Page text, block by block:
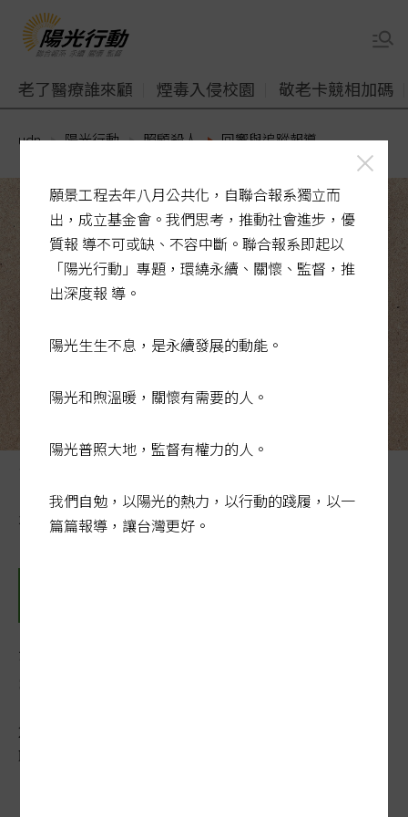
老了醫療誰來顧 煙毒入侵校園 敬老卡競相加碼
udn 陽光行動 照顧殺人 回響與追蹤報導
出三項修法方向，盼能讓不得已的「加害者」解決司法困
境。插畫／陳靖宜
禁錮人生 法院判決道盡照顧
2023-02-12 05:31:13
聯合報 / 記者林孟潔／台北報導
願景工程去年八月公共化，自聯合報系獨立而
出，成立基金會。我們思考，推動社會進步，優
質報 導不可或缺、不容中斷。聯合報系即起以
「陽光行動」專題，環繞永續、關懷、監督，推
出深度報 導。
陽光生生不息，是永續發展的動能。
陽光和煦溫暖，關懷有需要的人。
陽光普照大地，監督有權力的人。
我們自勉，以陽光的熱力，以行動的踐履，以一
篇篇報導，讓台灣更好。